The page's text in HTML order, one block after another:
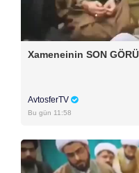
Xameneinin SON
AvtosferTV
Bu gün 11:58